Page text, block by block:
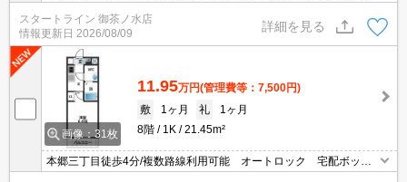
機能/敷地内ゴミ置き場/宅配BOX
スタートライン 御茶ノ水店
情報更新日 2026/08/09
詳細を見る
画像：31枚
11.95万円(管理費等：7,500円)
敷
1ヶ月 礼
1ヶ月
8階
1K 21.45m²
本郷三丁目徒歩4分/複数路線利用可能 オートロック 宅配ボック
ス 浴室乾燥機 温水洗浄便座 エアコン